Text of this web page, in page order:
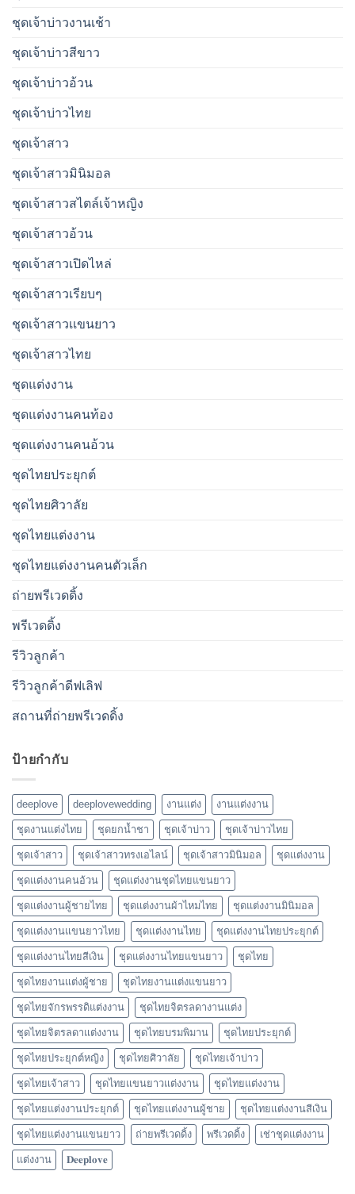
ชุดเจ้าบ่าวงานเช้า
ชุดเจ้าบ่าวสีขาว
ชุดเจ้าบ่าวอ้วน
ชุดเจ้าบ่าวไทย
ชุดเจ้าสาว
ชุดเจ้าสาวมินิมอล
ชุดเจ้าสาวสไตล์เจ้าหญิง
ชุดเจ้าสาวอ้วน
ชุดเจ้าสาวเปิดไหล่
ชุดเจ้าสาวเรียบๆ
ชุดเจ้าสาวเเขนยาว
ชุดเจ้าสาวไทย
ชุดแต่งงาน
ชุดแต่งงานคนท้อง
ชุดแต่งงานคนอ้วน
ชุดไทยประยุกต์
ชุดไทยศิวาลัย
ชุดไทยแต่งงาน
ชุดไทยแต่งงานคนตัวเล็ก
ถ่ายพรีเวดดิ้ง
พรีเวดดิ้ง
รีวิวลูกค้า
รีวิวลูกค้าดีฟเลิฟ
สถานที่ถ่ายพรีเวดดิ้ง
ป้ายกำกับ
deeplove deeplovewedding งานแต่ง งานแต่งงาน
ชุดงานแต่งไทย ชุดยกน้ำชา ชุดเจ้าบ่าว ชุดเจ้าบ่าวไทย
ชุดเจ้าสาว ชุดเจ้าสาวทรงเอไลน์ ชุดเจ้าสาวมินิมอล ชุดแต่งงาน
ชุดแต่งงานคนอ้วน ชุดแต่งงานชุดไทยแขนยาว
ชุดแต่งงานผู้ชายไทย ชุดแต่งงานผ้าไหมไทย ชุดแต่งงานมินิมอล
ชุดแต่งงานแขนยาวไทย ชุดแต่งงานไทย ชุดแต่งงานไทยประยุกต์
ชุดแต่งงานไทยสีเงิน ชุดแต่งงานไทยแขนยาว ชุดไทย
ชุดไทยงานแต่งผู้ชาย ชุดไทยงานแต่งแขนยาว
ชุดไทยจักรพรรดิแต่งงาน ชุดไทยจิตรลดางานแต่ง
ชุดไทยจิตรลดาแต่งงาน ชุดไทยบรมพิมาน ชุดไทยประยุกต์
ชุดไทยประยุกต์หญิง ชุดไทยศิวาลัย ชุดไทยเจ้าบ่าว
ชุดไทยเจ้าสาว ชุดไทยแขนยาวแต่งงาน ชุดไทยแต่งงาน
ชุดไทยแต่งงานประยุกต์ ชุดไทยแต่งงานผู้ชาย ชุดไทยแต่งงานสีเงิน
ชุดไทยแต่งงานแขนยาว ถ่ายพรีเวดดิ้ง พรีเวดดิ้ง เช่าชุดแต่งงาน
แต่งงาน 𝐃𝐞𝐞𝐩𝐥𝐨𝐯𝐞